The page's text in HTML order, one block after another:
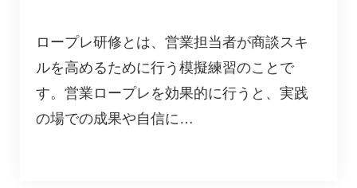
ロープレ研修とは、営業担当者が商談スキ
ルを高めるために行う模擬練習のことで
す。営業ロープレを効果的に行うと、実践
の場での成果や自信に…